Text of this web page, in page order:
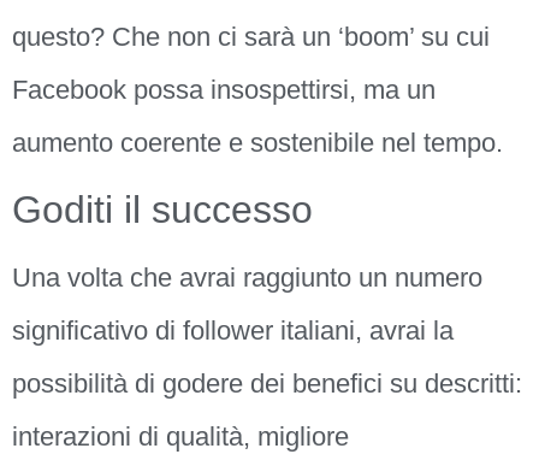
questo? Che non ci sarà un ‘boom’ su cui
Facebook possa insospettirsi, ma un
aumento coerente e sostenibile nel tempo.
Goditi il successo
Una volta che avrai raggiunto un numero
significativo di follower italiani, avrai la
possibilità di godere dei benefici su descritti:
interazioni di qualità, migliore